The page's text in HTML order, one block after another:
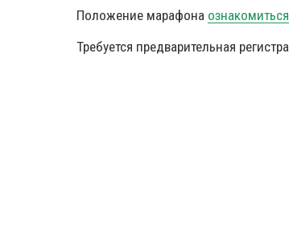
Положение марафона ознакомиться
Требуется предварительная